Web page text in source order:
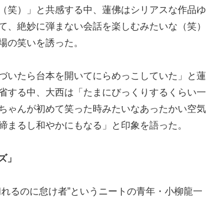
笑）」と共感する中、蓮佛はシリアスな作品
、絶妙に弾まない会話を楽しむみたいな（笑
の笑いを誘った。
いたら台本を開いてにらめっこしていた」と
する中、大西は「たまにびっくりするくらい
ゃんが初めて笑った時みたいなあったかい空
まるし和やかにもなる」と印象を語った。
」
るのに怠け者”というニートの青年・小柳龍